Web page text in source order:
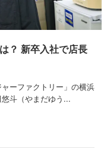
？ 新卒入社で店長
ーファクトリー」の横浜
斗（やまだゆう...